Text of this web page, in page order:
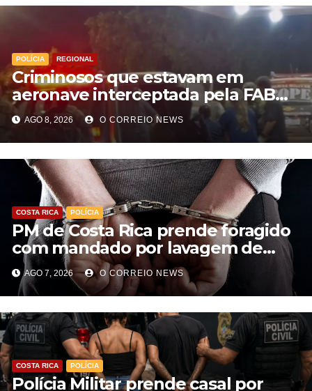
POLÍCIA REGIONAL
Criminosos que estavam em
aeronave interceptada pela FAB
em MS morrem durante confronto
com o Bope
AGO 8, 2026 O CORREIO NEWS
COSTA RICA POLÍCIA
PM de Costa Rica prende foragido
com mandado por lavagem de
dinheiro e estelionato
AGO 7, 2026 O CORREIO NEWS
COSTA RICA POLÍCIA
Polícia Militar prende casal por